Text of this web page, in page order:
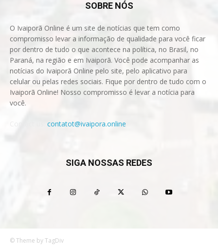
SOBRE NÓS
O Ivaiporã Online é um site de notícias que tem como
compromisso levar a informação de qualidade para você ficar
por dentro de tudo o que acontece na política, no Brasil, no
Paraná, na região e em Ivaiporã. Você pode acompanhar as
notícias do Ivaiporã Online pelo site, pelo aplicativo para
celular ou pelas redes sociais. Fique por dentro de tudo com o
Ivaiporã Online! Nosso compromisso é levar a notícia para
você.
contatot@ivaipora.online
SIGA NOSSAS REDES
© Theme by TagDiv